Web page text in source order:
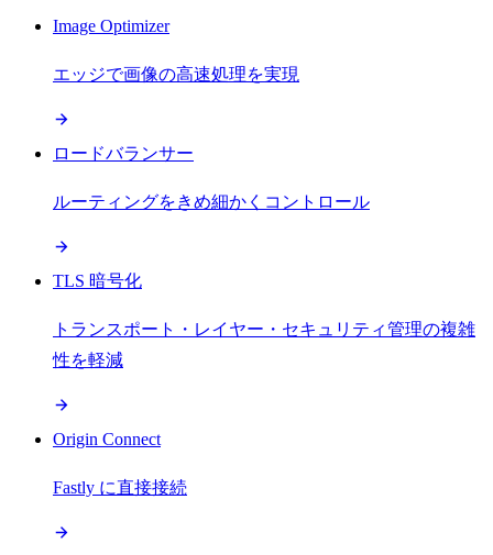
Image Optimizer
エッジで画像の高速処理を実現
ロードバランサー
ルーティングをきめ細かくコントロール
TLS 暗号化
トランスポート・レイヤー・セキュリティ管理の複雑
性を軽減
Origin Connect
Fastly に直接接続